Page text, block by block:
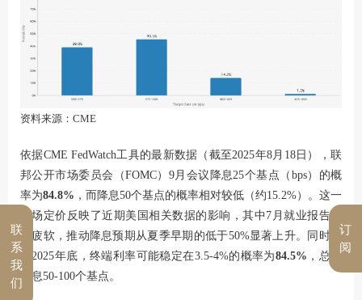
资料来源：CME
依据CME FedWatch工具的最新数据（截至2025年8月18日），联
邦公开市场委员会（FOMC）9月会议降息25个基点（bps）的概
率为84.8% ，而降息50个基点的概率相对较低（约15.2%）。这一
市场定价反映了近期美国相关数据的影响，其中7月就业报告表
现疲软，推动降息预期从夏季早期的低于50%显著上升。同时，
到2025年底，终端利率可能稳定在3.5-4%的概率为84.5% ，总计
降息50-100个基点。
订
阅
联
系
我
们